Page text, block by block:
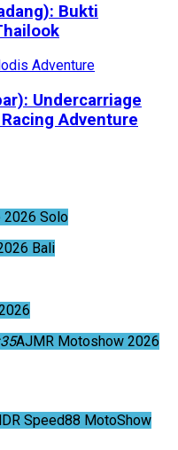
Bukti
Undercarriage
Adventure
2026 Solo
Bali
AJMR Motoshow 2026
Speed88 MotoShow